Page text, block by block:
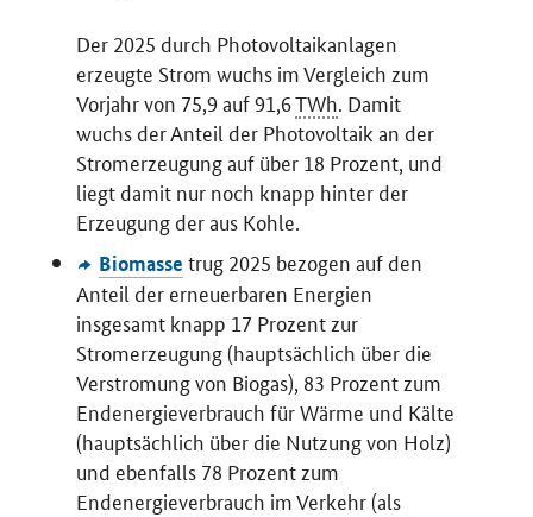
Der 2025 durch Photovoltaikanlagen
erzeugte Strom wuchs im Vergleich zum
Vorjahr von 75,9 auf 91,6TWh. Damit
wuchs der Anteil der Photovoltaik an der
Stromerzeugung auf über 18 Prozent, und
liegt damit nur noch knapp hinter der
Erzeugung der aus Kohle.
Biomasse trug 2025 bezogen auf den
Anteil der erneuerbaren Energien
insgesamt knapp 17 Prozent zur
Stromerzeugung (hauptsächlich über die
Verstromung von Biogas), 83 Prozent zum
Endenergieverbrauch für Wärme und Kälte
(hauptsächlich über die Nutzung von Holz)
und ebenfalls 78 Prozent zum
Endenergieverbrauch im Verkehr (als